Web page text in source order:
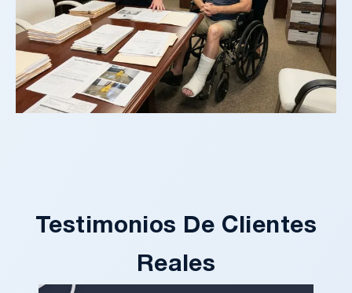
Testimonios De Clientes
Reales